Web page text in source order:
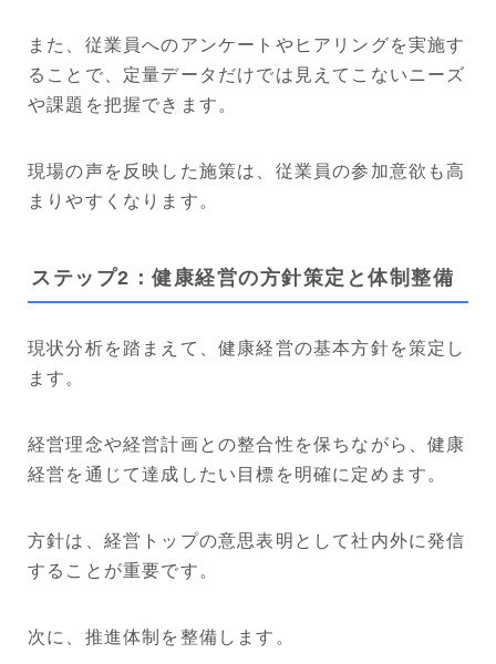
また、従業員へのアンケートやヒアリングを実施す
ることで、定量データだけでは見えてこないニーズ
や課題を把握できます。
現場の声を反映した施策は、従業員の参加意欲も高
まりやすくなります。
ステップ2：健康経営の方針策定と体制整備
現状分析を踏まえて、健康経営の基本方針を策定し
ます。
経営理念や経営計画との整合性を保ちながら、健康
経営を通じて達成したい目標を明確に定めます。
方針は、経営トップの意思表明として社内外に発信
することが重要です。
次に、推進体制を整備します。